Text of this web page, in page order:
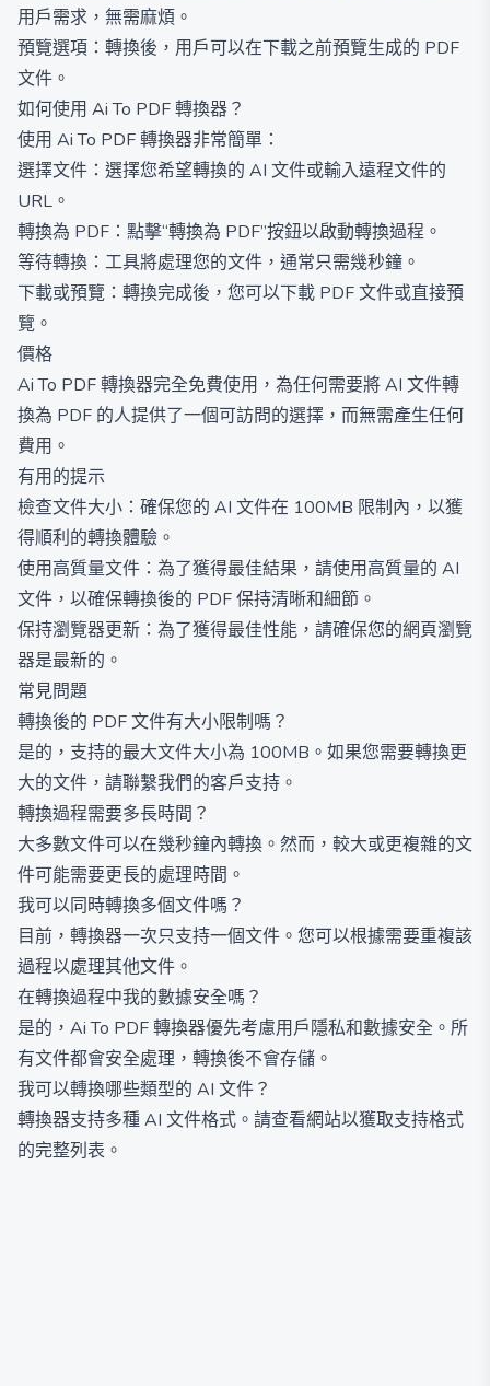
用戶需求，無需麻煩。
預覽選項：轉換後，用戶可以在下載之前預覽生成的 PDF
文件。
如何使用 Ai To PDF 轉換器？
使用 Ai To PDF 轉換器非常簡單：
選擇文件：選擇您希望轉換的 AI 文件或輸入遠程文件的
URL。
轉換為 PDF：點擊“轉換為 PDF”按鈕以啟動轉換過程。
等待轉換：工具將處理您的文件，通常只需幾秒鐘。
下載或預覽：轉換完成後，您可以下載 PDF 文件或直接預
覽。
價格
Ai To PDF 轉換器完全免費使用，為任何需要將 AI 文件轉
換為 PDF 的人提供了一個可訪問的選擇，而無需產生任何
費用。
有用的提示
檢查文件大小：確保您的 AI 文件在 100MB 限制內，以獲
得順利的轉換體驗。
使用高質量文件：為了獲得最佳結果，請使用高質量的 AI
文件，以確保轉換後的 PDF 保持清晰和細節。
保持瀏覽器更新：為了獲得最佳性能，請確保您的網頁瀏覽
器是最新的。
常見問題
轉換後的 PDF 文件有大小限制嗎？
是的，支持的最大文件大小為 100MB。如果您需要轉換更
大的文件，請聯繫我們的客戶支持。
轉換過程需要多長時間？
大多數文件可以在幾秒鐘內轉換。然而，較大或更複雜的文
件可能需要更長的處理時間。
我可以同時轉換多個文件嗎？
目前，轉換器一次只支持一個文件。您可以根據需要重複該
過程以處理其他文件。
在轉換過程中我的數據安全嗎？
是的，Ai To PDF 轉換器優先考慮用戶隱私和數據安全。所
有文件都會安全處理，轉換後不會存儲。
我可以轉換哪些類型的 AI 文件？
轉換器支持多種 AI 文件格式。請查看網站以獲取支持格式
的完整列表。